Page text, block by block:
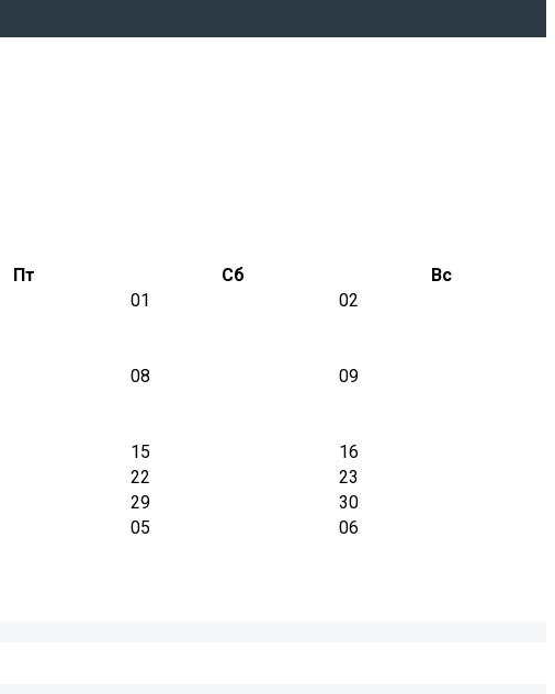
Пт Сб
Вс
01
02
08 09
15
16
22
23
29
30
05
06